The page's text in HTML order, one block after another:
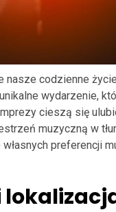
nasze codzienne
wydarzenie,
cieszą się
muzyczną w
preferencji